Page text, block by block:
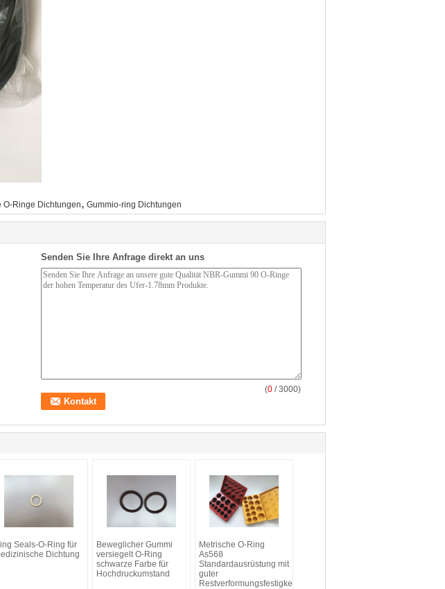
O-Ringe Dichtungen, Gummio-ring Dichtungen
Senden Sie Ihre Anfrage direkt an uns
(0 / 3000)
Seals-O-Ring für
Dichtung
Beweglicher Gummi
versiegelt O-Ring
schwarze Farbe für
Hochdruckumstand
Metrische O-Ring
As568
Standardausrüstung mit
guter
Restverformungsfestigkeit